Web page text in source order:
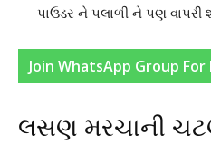
પાઉડર ને પલાળી ને પણ વાપરી
Join WhatsApp Group
લસણ મરચાની